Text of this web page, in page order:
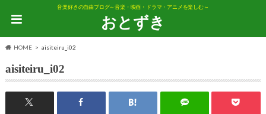
音楽好きの自由ブログ～音楽・映画・ドラマ・アニメを楽しむ～
おとずき
HOME aisiteiru_i02
aisiteiru_i02